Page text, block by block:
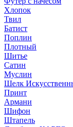
Хлопок
Твил
Батист
Поплин
Плотный
Шитье
Сатин
Муслин
Шелк
Принт
Армани
Шифон
Штапель